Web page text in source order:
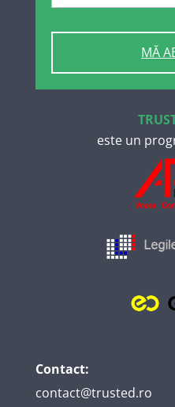
MĂ
este un
Contact:
contact@trusted.ro